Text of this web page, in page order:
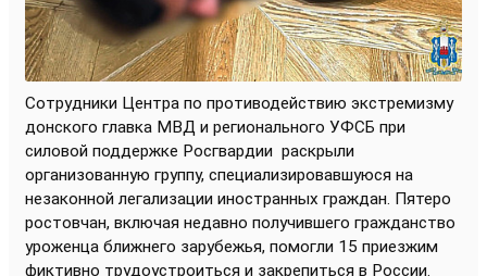
Сотрудники Центра по противодействию экстремизму
донского главка МВД и регионального УФСБ при
силовой поддержке Росгвардии раскрыли
организованную группу, специализировавшуюся на
незаконной легализации иностранных граждан. Пятеро
ростовчан, включая недавно получившего гражданство
уроженца ближнего зарубежья, помогли 15 приезжим
фиктивно трудоустроиться и закрепиться в России.